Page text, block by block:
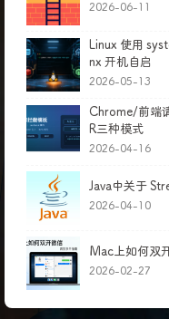
2026-06-11
Linux 使用
nx 开机自启
2026-05-13
Chrome/前端
R三种模式
2026-04-16
Java中关于
2026-04-10
Mac上如何双
2026-02-27